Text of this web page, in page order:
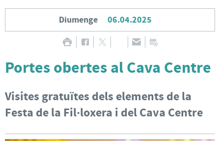
Diumenge 06.04.2025
Portes obertes al Cava Centre
Visites gratuïtes dels elements de la
Festa de la Fil·loxera i del Cava Centre